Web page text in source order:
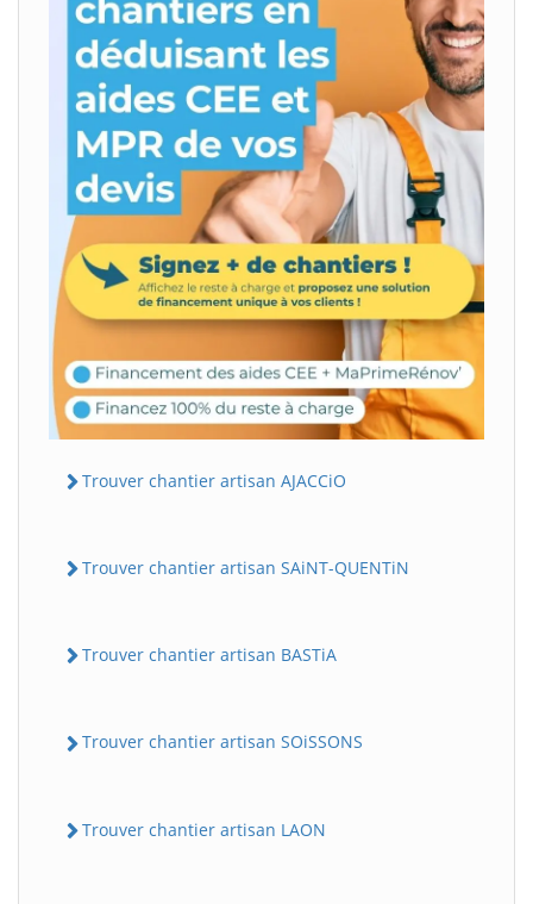
Trouver chantier artisan AJACCiO
Trouver chantier artisan SAiNT-QUENTiN
Trouver chantier artisan BASTiA
Trouver chantier artisan SOiSSONS
Trouver chantier artisan LAON